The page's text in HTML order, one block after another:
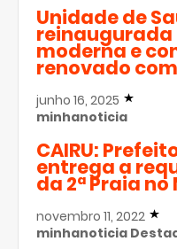
Unidade de
moderna e
renovado
junho 16, 2025
minhanoticia
CAIRU:
entrega a
da 2ª Praia
novembro 11, 2022
minhanoticia